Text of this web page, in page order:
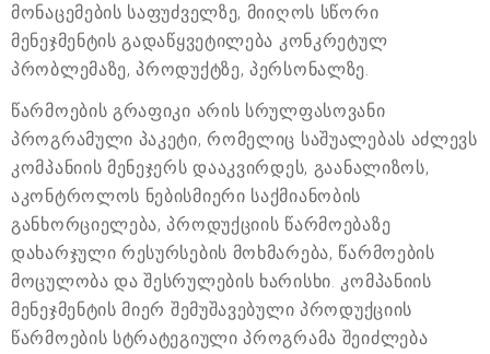
მონაცემების საფუძველზე, მიიღოს სწორი
მენეჯმენტის გადაწყვეტილება კონკრეტულ
პრობლემაზე, პროდუქტზე, პერსონალზე.
წარმოების გრაფიკი არის სრულფასოვანი
პროგრამული პაკეტი, რომელიც საშუალებას აძლევს
კომპანიის მენეჯერს დააკვირდეს, გაანალიზოს,
აკონტროლოს ნებისმიერი საქმიანობის
განხორციელება, პროდუქციის წარმოებაზე
დახარჯული რესურსების მოხმარება, წარმოების
მოცულობა და შესრულების ხარისხი. კომპანიის
მენეჯმენტის მიერ შემუშავებული პროდუქციის
წარმოების სტრატეგიული პროგრამა შეიძლება